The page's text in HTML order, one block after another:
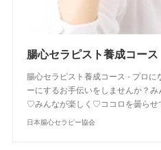
腸心セラピスト養成コース
腸心セラピスト養成コース - プロ
ーにするお手伝いをしませんか？
♡みんなが楽しく♡ココロを曇ら
日本腸心セラピー協会